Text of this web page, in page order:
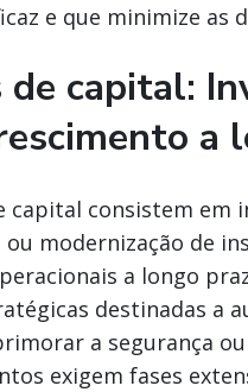
e que minimize as
de capital:
a
capital consistem em
modernização de
a longo
destinadas a
a segurança
exigem fases